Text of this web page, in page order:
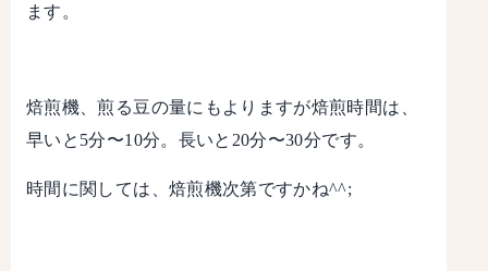
ます。
焙煎機、煎る豆の量にもよりますが焙煎時間は、
早いと5分〜10分。長いと20分〜30分です。
時間に関しては、焙煎機次第ですかね^^;